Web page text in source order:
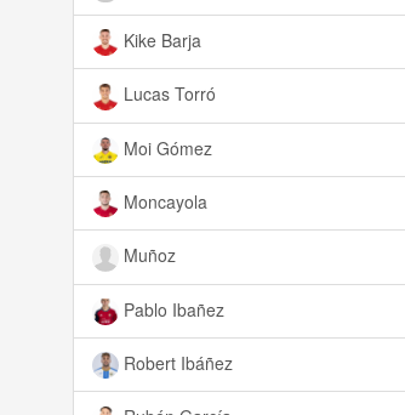
Kike Barja
Lucas Torró
Moi Gómez
Moncayola
Muñoz
Pablo Ibañez
Robert Ibáñez